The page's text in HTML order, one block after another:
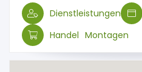
Dienstleistungen
Handel Montagen